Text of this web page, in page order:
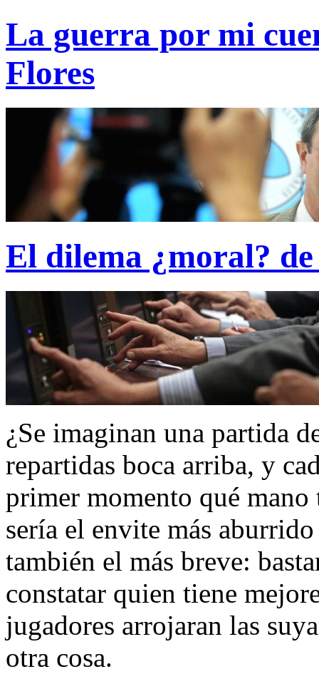
La guerra por mi
Flores
El dilema ¿moral?
¿Se imaginan una partida
repartidas boca arriba, y
primer momento qué
sería el envite más
también el más breve:
constatar quien tiene
jugadores arrojaran las
otra cosa.